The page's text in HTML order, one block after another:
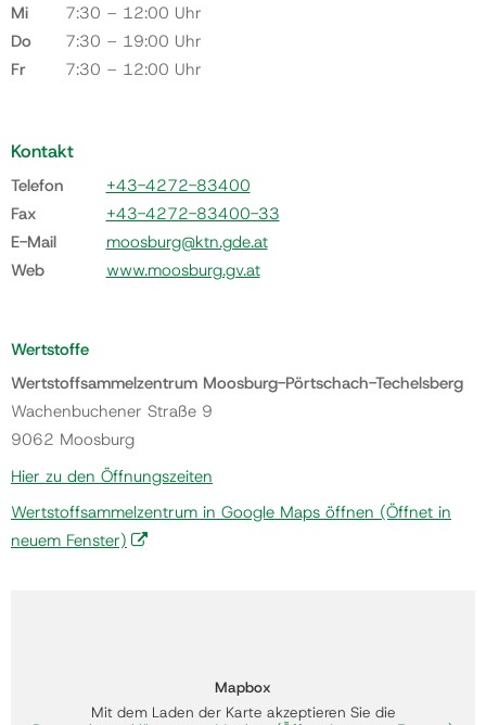
Mi
7:30 – 12:00 Uhr
Do
7:30 – 19:00 Uhr
Fr
7:30 – 12:00 Uhr
Kontakt
Telefon
+43-4272-83400
Fax
+43-4272-83400-33
E-Mail
moosburg@ktn.gde.at
Web
www.moosburg.gv.at
Wertstoffe
Wertstoffsammelzentrum Moosburg-Pörtschach-Techelsberg
Wachenbuchener Straße 9
9062 Moosburg
Hier zu den Öffnungszeiten
Wertstoffsammelzentrum in Google Maps öffnen (Öffnet in
neuem Fenster)
Mapbox
Mit dem Laden der Karte akzeptieren Sie die